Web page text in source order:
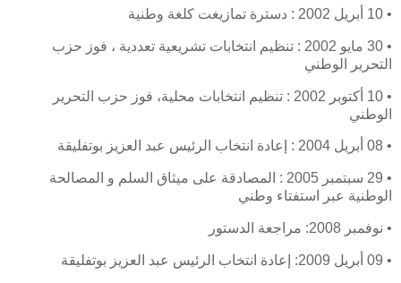
• 10 أبريل 2002 : دسترة تمازيغت كلغة وطنية
• 30 مايو 2002 : تنظيم انتخابات تشريعية تعددية ، فوز حزب
التحرير الوطني
• 10 أكتوبر 2002 : تنظيم انتخابات محلية، فوز حزب التحرير
الوطني
• 08 أبريل 2004 : إعادة انتخاب الرئيس عبد العزيز بوتفليقة
• 29 سبتمبر 2005 : المصادقة على ميثاق السلم و المصالحة
الوطنية عبر استفتاء وطني
• نوفمبر 2008: مراجعة الدستور
• 09 أبريل 2009: إعادة انتخاب الرئيس عبد العزيز بوتفليقة